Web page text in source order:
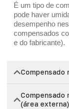
É um tipo de
pode haver
desempenho
compensados
e do fabricante).
Compensado
(área